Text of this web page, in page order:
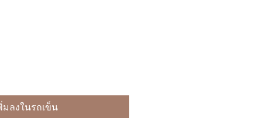
มลงในรถเข็น